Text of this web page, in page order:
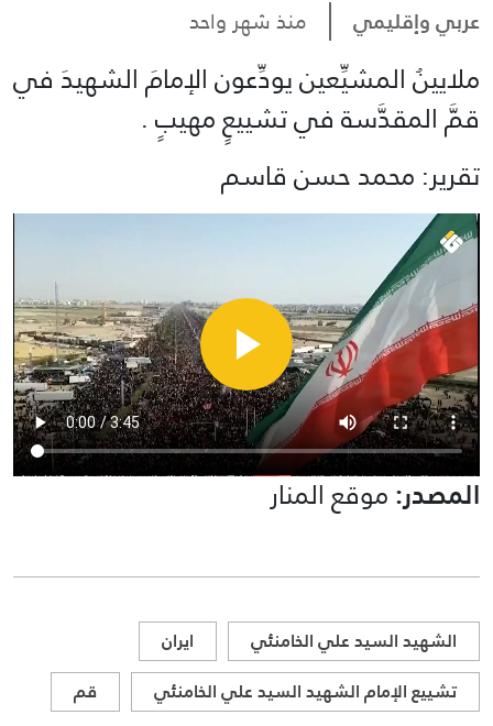
عربي وإقليمي منذ شهر واحد
ملايينُ المشيِّعين يودِّعون الإمامَ الشهيدَ في
قمَّ المقدَّسة في تشييعٍ مهيبٍ .
تقرير: محمد حسن قاسم
المصدر:موقع المنار
الشهيد السيد علي الخامنئي
ايران
تشييع الإمام الشهيد السيد علي الخامنئي
قم